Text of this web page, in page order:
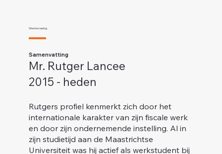
Werkervaring
Samenvatting
Mr. Rutger Lancee
2015 - heden
Rutgers profiel kenmerkt zich door het
internationale karakter van zijn fiscale werk
en door zijn ondernemende instelling. Al in
zijn studietijd aan de Maastrichtse
Universiteit was hij actief als werkstudent bij